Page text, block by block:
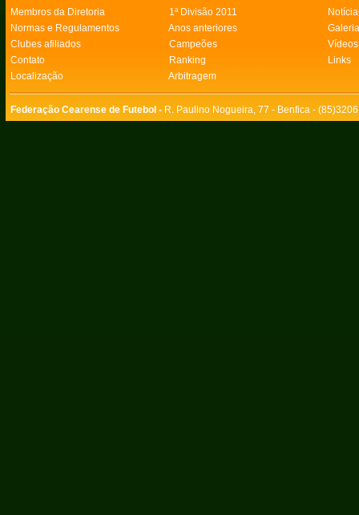
Membros da Diretoria 1ª Divisão 2011
Normas e Regulamentos
Anos anteriores
Clubes afiliados
Campeões
Vídeos
Contato
Ranking
Links
Localização
Arbitragem
Federação Cearense de Futebol - R. Paulino Nogueira, 77 - Benfica -